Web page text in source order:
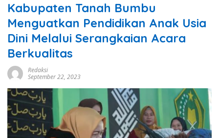
Kabupaten Tanah Bumbu
Menguatkan Pendidikan Anak Usia
Dini Melalui Serangkaian Acara
Berkualitas
Redaksi
September 22, 2023